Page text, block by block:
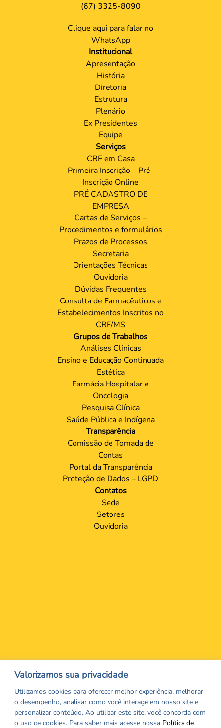
Valorizamos sua privacidade
Utilizamos cookies para oferecer melhor experiência, melhorar
o desempenho, analisar como você interage em nosso site e
personalizar conteúdo. Ao utilizar este site, você concorda com
o uso de cookies. Para saber mais acesse nossa Política de
(67) 3325-8090
Clique aqui para falar no
WhatsApp
Institucional
Apresentação
História
Diretoria
Estrutura
Plenário
Ex Presidentes
Equipe
Serviços
CRF em Casa
Primeira Inscrição – Pré-
Inscrição Online
PRÉ CADASTRO DE
EMPRESA
Cartas de Serviços –
Procedimentos e formulários
Prazos de Processos
Secretaria
Orientações Técnicas
Ouvidoria
Dúvidas Frequentes
Consulta de Farmacêuticos e
Estabelecimentos Inscritos no
CRF/MS
Grupos de Trabalhos
Análises Clínicas
Ensino e Educação Continuada
Estética
Farmácia Hospitalar e
Oncologia
Pesquisa Clínica
Saúde Pública e Indígena
Transparência
Comissão de Tomada de
Contas
Portal da Transparência
Proteção de Dados – LGPD
Contatos
Sede
Setores
Ouvidoria